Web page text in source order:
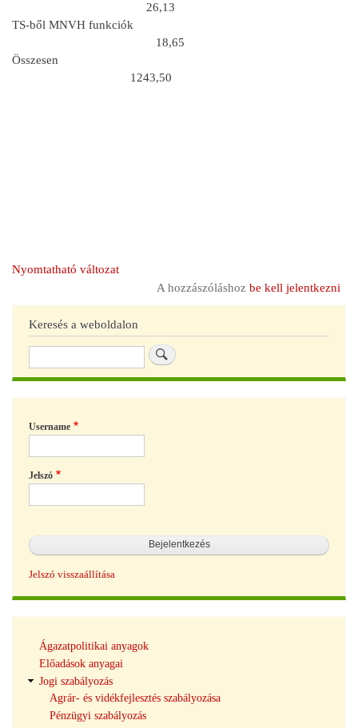
26,13
TS-ből MNVH funkciók
18,65
Összesen
1243,50
Nyomtatható változat
A hozzászóláshoz be kell jelentkezni
Keresés a weboldalon
Username
Jelszó
Jelszó visszaállítása
navigáció
Ágazatpolitikai anyagok
Előadások anyagai
Jogi szabályozás
Agrár- és vidékfejlesztés szabályozása
Pénzügyi szabályozás